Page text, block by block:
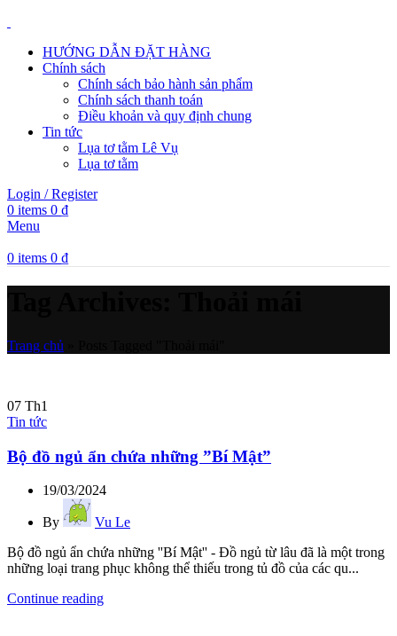
HƯỚNG DẪN ĐẶT HÀNG
Chính sách
Chính sách bảo hành sản phẩm
Chính sách thanh toán
Điều khoản và quy định chung
Tin tức
Lụa tơ tằm Lê Vụ
Lụa tơ tằm
Login / Register
0 items 0 ₫
Menu
0 items 0 ₫
Trang chủ
07 Th1
Tin tức
Bộ đồ ngủ ẩn chứa những ”Bí Mật”
19/03/2024
By
Vu Le
Bộ đồ ngủ ẩn chứa những ''Bí Mật'' - Đồ ngủ từ lâu đã là một trong
những loại trang phục không thể thiếu trong tủ đồ của các qu...
Continue reading